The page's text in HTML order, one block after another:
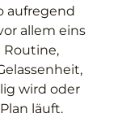
aufregend
allem eins
Routine,
wird oder
läuft.